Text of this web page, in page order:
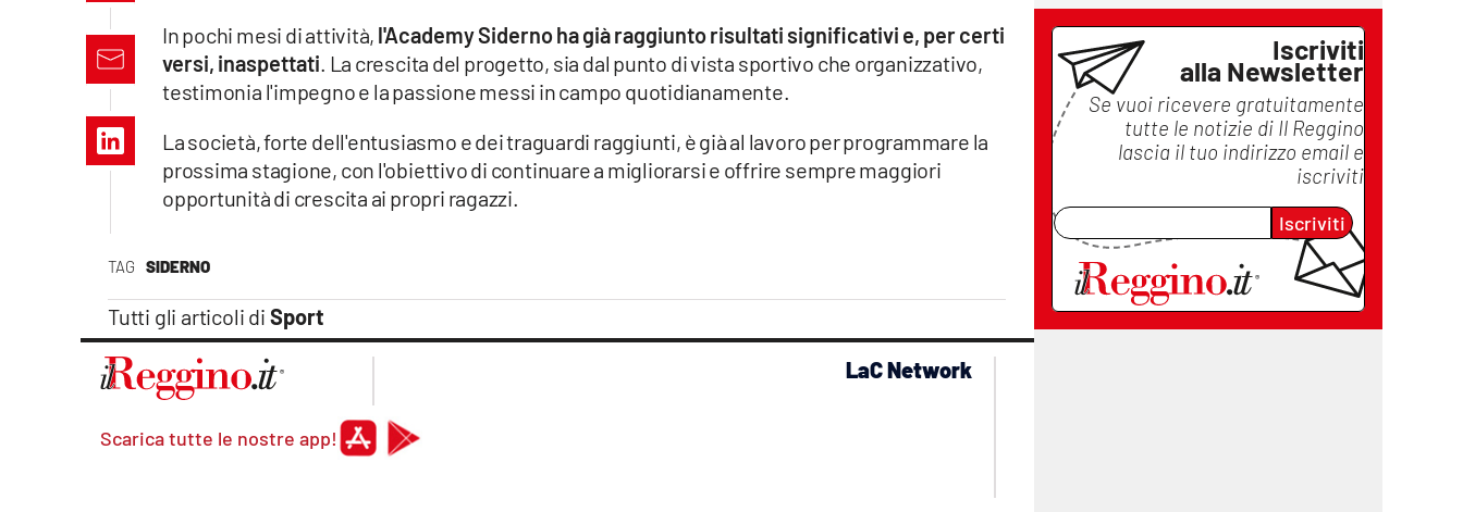
TAG SIDERNO
Tutti gli articoli di Sport
In pochi mesi di attività, l'Academy Siderno ha già raggiunto risultati significativi e, per certi
versi, inaspettati. La crescita del progetto, sia dal punto di vista sportivo che organizzativo,
testimonia l'impegno e la passione messi in campo quotidianamente.
La società, forte dell'entusiasmo e dei traguardi raggiunti, è già al lavoro per programmare la
prossima stagione, con l'obiettivo di continuare a migliorarsi e offrire sempre maggiori
opportunità di crescita ai propri ragazzi.
Iscriviti
alla Newsletter
Se vuoi ricevere gratuitamente
tutte le notizie di Il Reggino
lascia il tuo indirizzo email e
iscriviti
Iscriviti
Scarica tutte le nostre app!
LaC Network